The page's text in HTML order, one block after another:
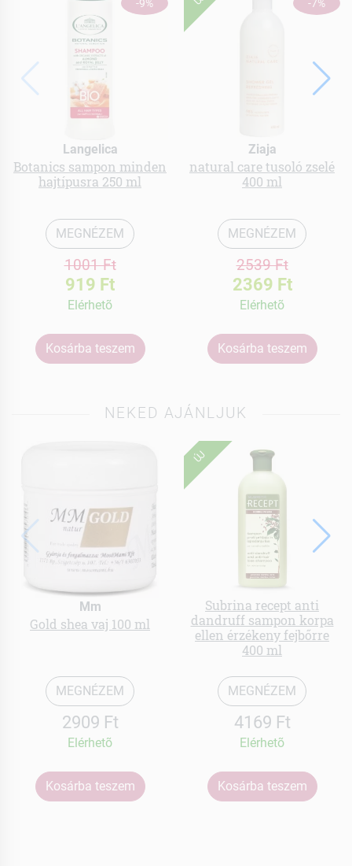
-9%
Langelica
Botanics sampon minden
hajtípusra 250 ml
MEGNÉZEM
1001 Ft
919 Ft
Elérhetõ
Kosárba teszem
-7%
Ziaja
natural care tusoló zselé
400 ml
MEGNÉZEM
2539 Ft
2369 Ft
Elérhetõ
Kosárba teszem
NEKED AJÁNLJUK
Mm
Gold shea vaj 100 ml
MEGNÉZEM
2909 Ft
Elérhetõ
Kosárba teszem
ÚJ
Subrina recept anti
dandruff sampon korpa
ellen érzékeny fejbőrre
400 ml
MEGNÉZEM
4169 Ft
Elérhetõ
Kosárba teszem